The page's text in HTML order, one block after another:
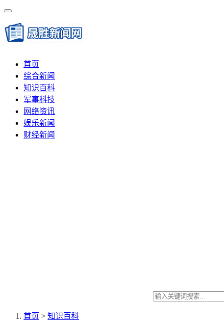
首页
综合新闻
知识百科
军事科技
网络资讯
娱乐新闻
财经新闻
首页 > 知识百科